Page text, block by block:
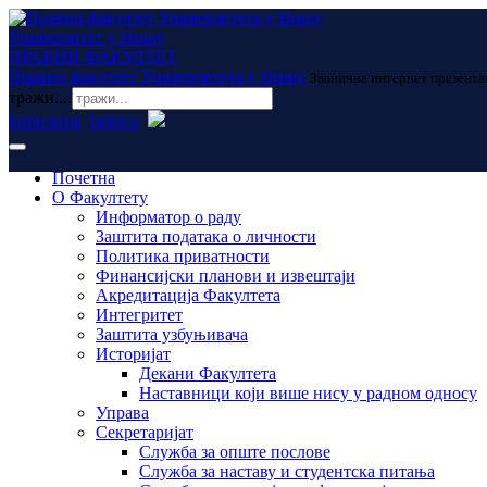
Универзитет у Нишу
ПРАВНИ ФАКУЛТЕТ
Правни факултет Универзитета у Нишу Званична интернет
тражи...
ћирилица latinica
Почетна
О Факултету
Информатор о раду
Заштита података о личности
Политика приватности
Финансијски планови и извештаји
Акредитација Факултета
Интегритет
Заштита узбуњивача
Историјат
Декани Факултета
Наставници који више нису у радном односу
Управа
Секретаријат
Служба за опште послове
Служба за наставу и студентска питања